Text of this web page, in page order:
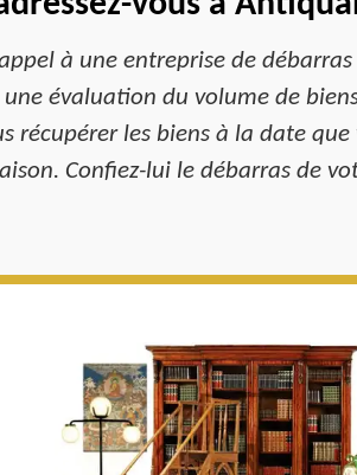
à une entreprise de
évaluation du volume de
récupérer les biens à la date
Confiez-lui le débarras de